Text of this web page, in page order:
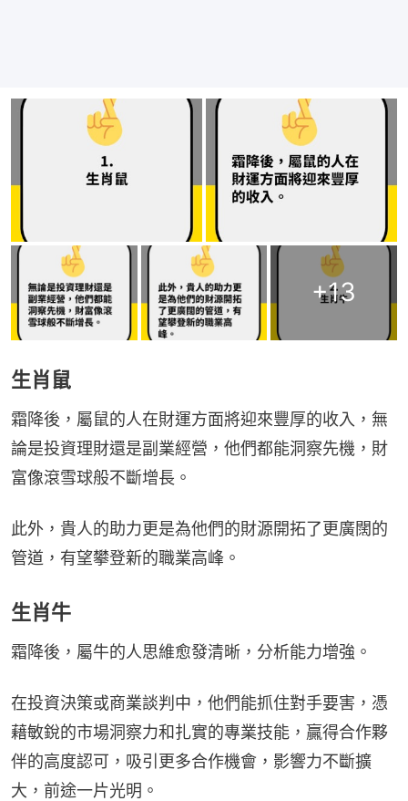
+13
生肖鼠
霜降後，屬鼠的人在財運方面將迎來豐厚的收入，無
論是投資理財還是副業經營，他們都能洞察先機，財
富像滾雪球般不斷增長。
此外，貴人的助力更是為他們的財源開拓了更廣闊的
管道，有望攀登新的職業高峰。
生肖牛
霜降後，屬牛的人思維愈發清晰，分析能力增強。
在投資決策或商業談判中，他們能抓住對手要害，憑
藉敏銳的市場洞察力和扎實的專業技能，贏得合作夥
伴的高度認可，吸引更多合作機會，影響力不斷擴
大，前途一片光明。